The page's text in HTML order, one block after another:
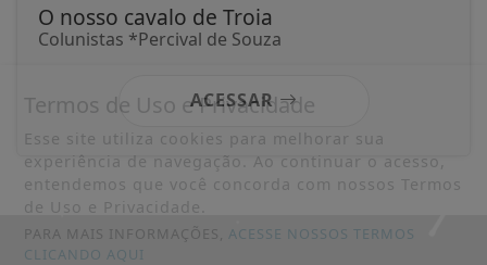
O nosso cavalo de Troia
Colunistas *Percival de Souza
ACESSAR
Termos de Uso e Privacidade
Esse site utiliza cookies para melhorar sua
experiência de navegação. Ao continuar o acesso,
entendemos que você concorda com nossos Termos
de Uso e Privacidade.
PARA MAIS INFORMAÇÕES,ACESSE NOSSOS TERMOS
CLICANDO AQUI